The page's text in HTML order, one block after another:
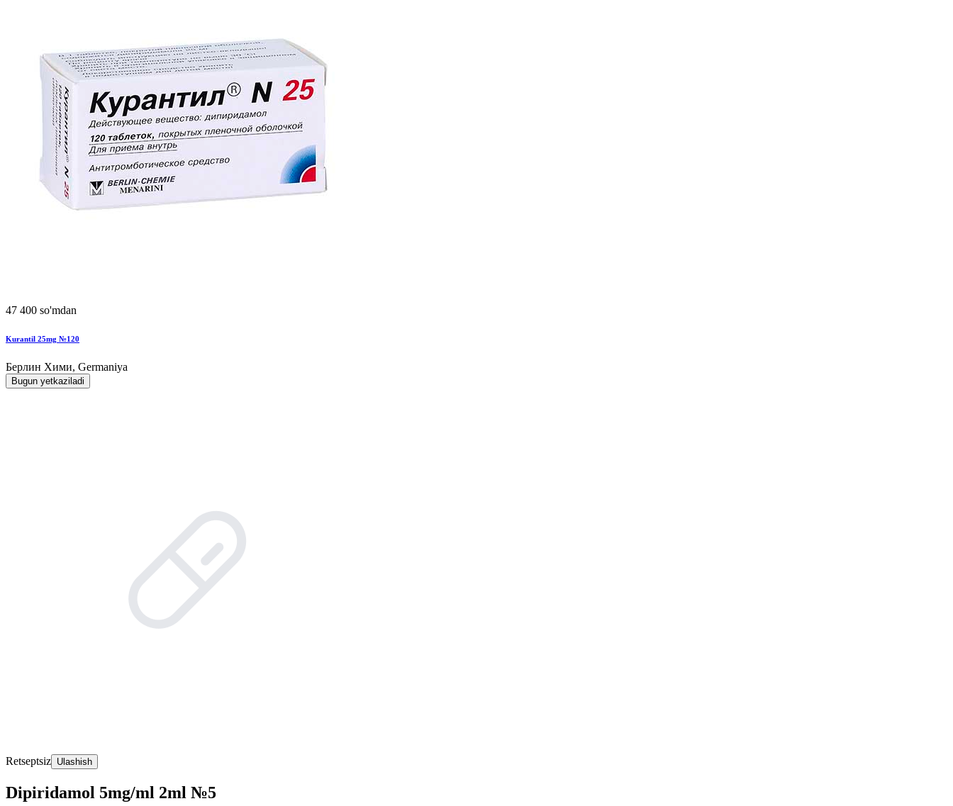
47 400 so'mdan
Kurantil 25mg №120
Берлин Хими, Germaniya
Bugun yetkaziladi
Retseptsiz Ulashish
Dipiridamol 5mg/ml 2ml №5